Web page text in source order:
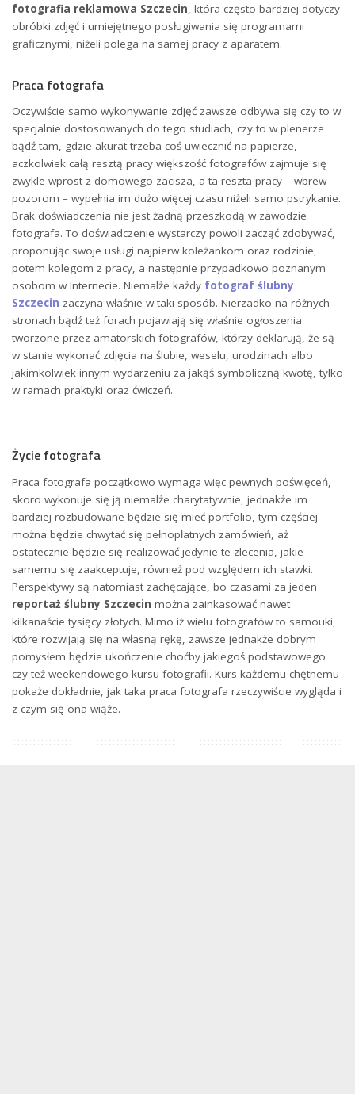
fotografia reklamowa Szczecin, która często bardziej dotyczy
obróbki zdjęć i umiejętnego posługiwania się programami
graficznymi, niżeli polega na samej pracy z aparatem.
Praca fotografa
Oczywiście samo wykonywanie zdjęć zawsze odbywa się czy to w
specjalnie dostosowanych do tego studiach, czy to w plenerze
bądź tam, gdzie akurat trzeba coś uwiecznić na papierze,
aczkolwiek całą resztą pracy większość fotografów zajmuje się
zwykle wprost z domowego zacisza, a ta reszta pracy – wbrew
pozorom – wypełnia im dużo więcej czasu niżeli samo pstrykanie.
Brak doświadczenia nie jest żadną przeszkodą w zawodzie
fotografa. To doświadczenie wystarczy powoli zacząć zdobywać,
proponując swoje usługi najpierw koleżankom oraz rodzinie,
potem kolegom z pracy, a następnie przypadkowo poznanym
osobom w Internecie. Niemalże każdy fotograf ślubny
Szczecin zaczyna właśnie w taki sposób. Nierzadko na różnych
stronach bądź też forach pojawiają się właśnie ogłoszenia
tworzone przez amatorskich fotografów, którzy deklarują, że są
w stanie wykonać zdjęcia na ślubie, weselu, urodzinach albo
jakimkolwiek innym wydarzeniu za jakąś symboliczną kwotę, tylko
w ramach praktyki oraz ćwiczeń.
Życie fotografa
Praca fotografa początkowo wymaga więc pewnych poświęceń,
skoro wykonuje się ją niemalże charytatywnie, jednakże im
bardziej rozbudowane będzie się mieć portfolio, tym częściej
można będzie chwytać się pełnopłatnych zamówień, aż
ostatecznie będzie się realizować jedynie te zlecenia, jakie
samemu się zaakceptuje, również pod względem ich stawki.
Perspektywy są natomiast zachęcające, bo czasami za jeden
reportaż ślubny Szczecin można zainkasować nawet
kilkanaście tysięcy złotych. Mimo iż wielu fotografów to samouki,
które rozwijają się na własną rękę, zawsze jednakże dobrym
pomysłem będzie ukończenie choćby jakiegoś podstawowego
czy też weekendowego kursu fotografii. Kurs każdemu chętnemu
pokaże dokładnie, jak taka praca fotografa rzeczywiście wygląda i
z czym się ona wiąże.